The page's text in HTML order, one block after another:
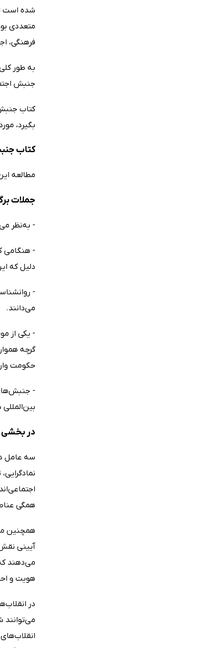
شده است
متعددی
فرهنگی،
به طور
جنبش
کتاب
بگیرد،
کتاب
مطالعه
جملات
- به‌نظر
- هنگامی
دلیل که
-
می‌دانند.
- یکی از
گرچه
حکومت
-
در بخشی
همگی
همچنین
آیینی
می‌دهند
هویت و
در
می‌توانند